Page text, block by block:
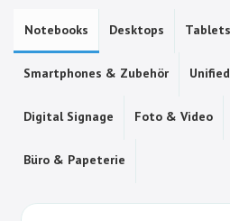
Notebooks Desktops Tablets
Smartphones & Zubehör
Digital Signage Foto & Video
Büro & Papeterie